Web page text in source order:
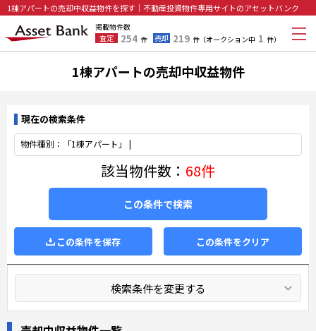
1棟アパートの売却中収益物件を探す｜不動産投資物件専用サイトのアセットバンク
掲載物件数
査定
254 件 売却 219 件（オークション中 1 件）
1棟アパートの売却中収益物件
現在の検索条件
物件種別：「1棟アパート」 |
該当物件数： 68件
この条件で検索
この条件を保存 この条件をクリア
検索条件を変更する